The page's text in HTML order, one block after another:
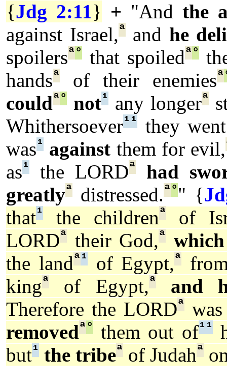
{Jdg 2:11} + "And the
against Israel,ªand he
spoilersª° that spoiledª°
handsª of their enemiesª
couldª° not¹any longerª
Whithersoever¹ ¹
they
was¹ against them for evil,
as¹ the LORDª
had
greatlyª distressed.ª°" {
that¹ the childrenª
of
LORDª their God,ª
the landª¹of Egypt,ª
kingª of Egypt,ª
and
Therefore the LORDª
removedª° them out of¹ ¹
but¹ the tribeª of Judahª